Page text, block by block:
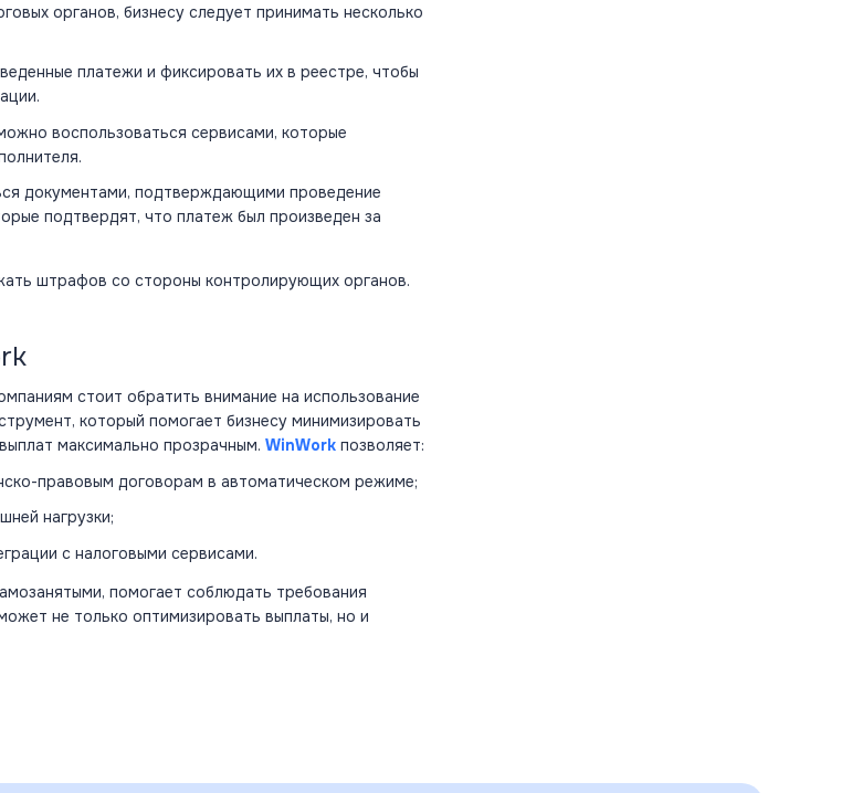
органов,бизнесуследует принимать несколько
платежи и фиксировать их вреестре, чтобы
воспользоваться сервисами, которые
документами, подтверждающими проведение
подтвердят, что платеж был произведен за
штрафов со стороны контролирующих органов.
стоит обратить внимание на использование
который помогает бизнесу минимизировать
максимально прозрачным.WinWork позволяет:
правовым договорам в автоматическом режиме;
нагрузки;
с налоговыми сервисами.
помогает соблюдать требования
не только оптимизировать выплаты, но и